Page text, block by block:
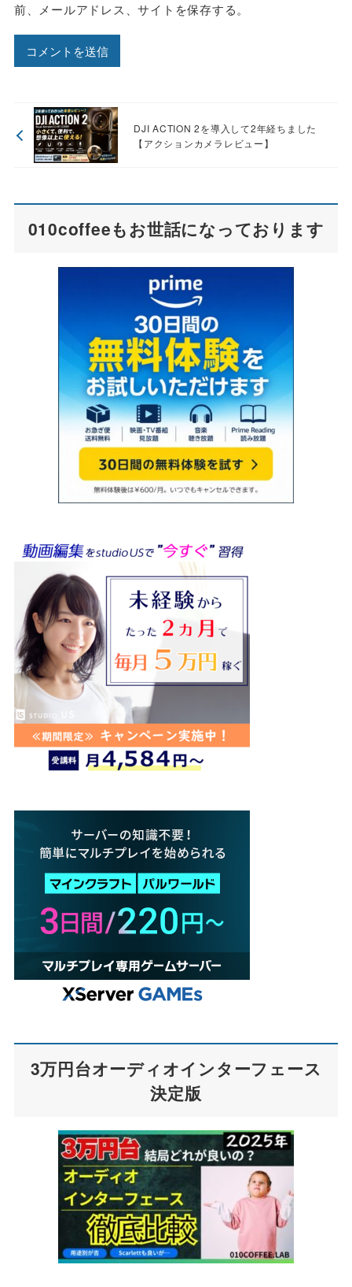
前、メールアドレス、サイトを保存する。
DJI ACTION 2を導入して2年経ちました
【アクションカメラレビュー】
010coffeeもお世話になっております
3万円台オーディオインターフェース
決定版